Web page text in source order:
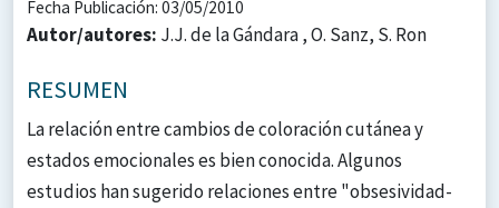
Fecha Publicación: 03/05/2010
Autor/autores: J.J. de la Gándara , O. Sanz, S. Ron
RESUMEN
La relación entre cambios de coloración cutánea y
estados emocionales es bien conocida. Algunos
estudios han sugerido relaciones entre "obsesividad-